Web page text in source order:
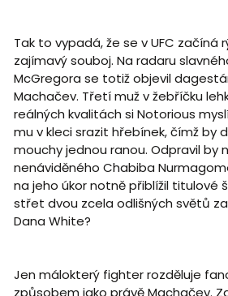
Tak to vypadá, že se v UFC začíná
zajímavý souboj. Na radaru
McGregora se totiž objevil
Machačev. Třetí muž v žebříčku
reálných kvalitách si Notorious
mu v kleci srazit hřebínek, čímž by
mouchy jednou ranou. Odpravil by
nenáviděného Chabiba
na jeho úkor notně přiblížil titulové
střet dvou zcela odlišných světů
Dana White?
Jen málokterý fighter rozděluje